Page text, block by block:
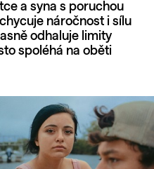
a syna s poruchou
náročnost i sílu
odhaluje limity
spoléhá na oběti